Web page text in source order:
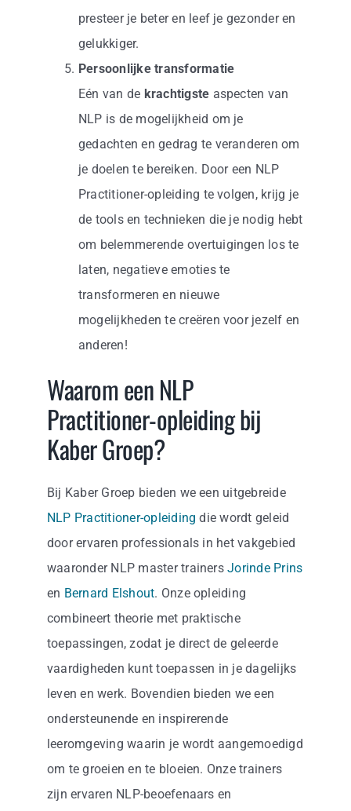
presteer je beter en leef je gezonder en
gelukkiger.
Persoonlijke transformatie
Eén van de krachtigste aspecten van
NLP is de mogelijkheid om je
gedachten en gedrag te veranderen om
je doelen te bereiken. Door een NLP
Practitioner-opleiding te volgen, krijg je
de tools en technieken die je nodig hebt
om belemmerende overtuigingen los te
laten, negatieve emoties te
transformeren en nieuwe
mogelijkheden te creëren voor jezelf en
anderen!
Waarom een NLP
Practitioner-opleiding bij
Kaber Groep?
Bij Kaber Groep bieden we een uitgebreide
NLP Practitioner-opleiding die wordt geleid
door ervaren professionals in het vakgebied
waaronder NLP master trainersJorinde Prins
en Bernard Elshout. Onze opleiding
combineert theorie met praktische
toepassingen, zodat je direct de geleerde
vaardigheden kunt toepassen in je dagelijks
leven en werk. Bovendien bieden we een
ondersteunende en inspirerende
leeromgeving waarin je wordt aangemoedigd
om te groeien en te bloeien. Onze trainers
zijn ervaren NLP-beoefenaars en